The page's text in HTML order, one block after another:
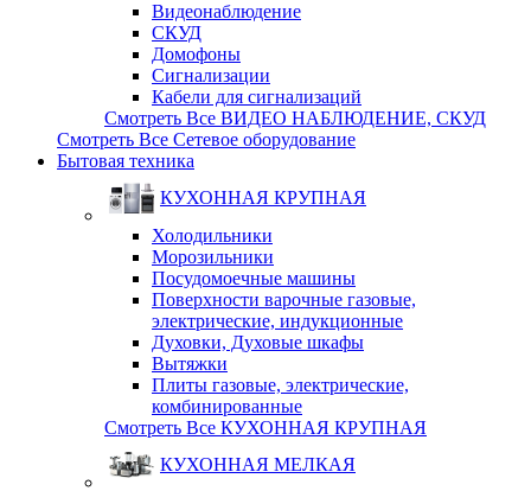
Видеонаблюдение
СКУД
Домофоны
Сигнализации
Кабели для сигнализаций
Смотреть Все ВИДЕО НАБЛЮДЕНИЕ, СКУД
Смотреть Все Сетевое оборудование
Бытовая техника
КУХОННАЯ КРУПНАЯ
Холодильники
Морозильники
Посудомоечные машины
Поверхности варочные газовые,
электрические, индукционные
Духовки, Духовые шкафы
Вытяжки
Плиты газовые, электрические,
комбинированные
Смотреть Все КУХОННАЯ КРУПНАЯ
КУХОННАЯ МЕЛКАЯ